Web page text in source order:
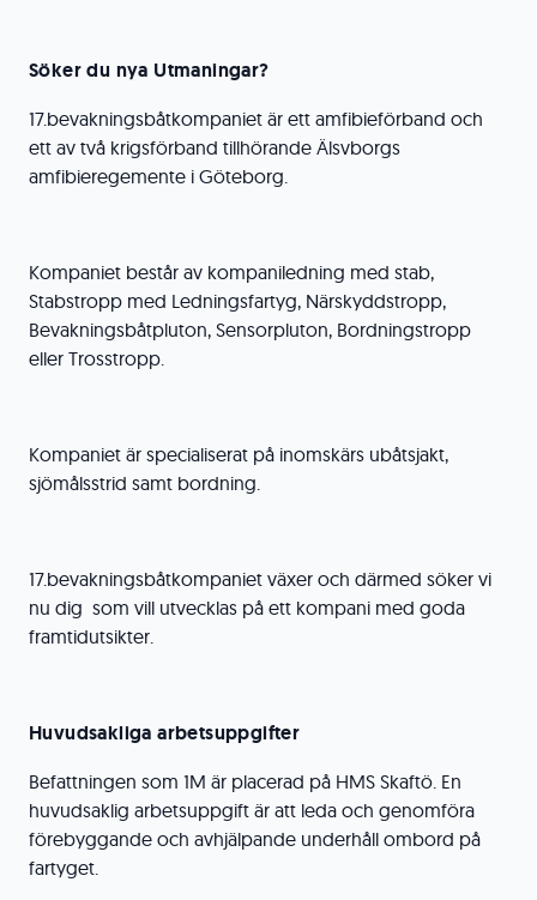
Söker du nya Utmaningar?
17.bevakningsbåtkompaniet är ett amfibieförband och
ett av två krigsförband tillhörande Älsvborgs
amfibieregemente i Göteborg.
Kompaniet består av kompaniledning med stab,
Stabstropp med Ledningsfartyg, Närskyddstropp,
Bevakningsbåtpluton, Sensorpluton, Bordningstropp
eller Trosstropp.
Kompaniet är specialiserat på inomskärs ubåtsjakt,
sjömålsstrid samt bordning.
17.bevakningsbåtkompaniet växer och därmed söker vi
nu dig som vill utvecklas på ett kompani med goda
framtidutsikter.
Huvudsakliga arbetsuppgifter
Befattningen som 1M är placerad på HMS Skaftö. En
huvudsaklig arbetsuppgift är att leda och genomföra
förebyggande och avhjälpande underhåll ombord på
fartyget.